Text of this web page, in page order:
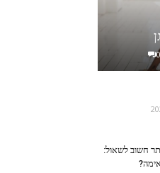
0
חשוב לשאול: